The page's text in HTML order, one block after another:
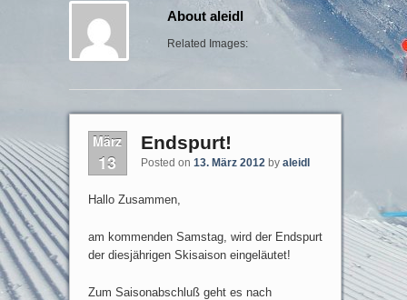
About aleidl
Related Images:
März
13
Endspurt!
Posted on 13. März 2012 by aleidl
Hallo Zusammen,
am kommenden Samstag, wird der Endspurt
der diesjährigen Skisaison eingeläutet!
Zum Saisonabschluß geht es nach